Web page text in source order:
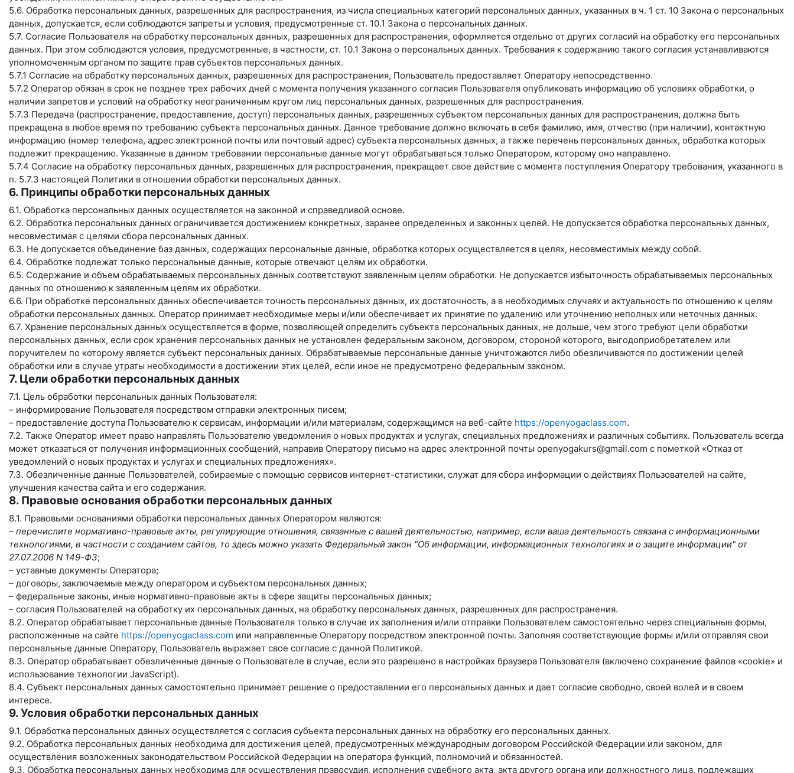
5.6. Обработка персональных данных, разрешенных для распространения, из числа специальных категорий персональных данных, указанных в ч. 1 ст. 10 Закона о персональных
данных, допускается, если соблюдаются запреты и условия, предусмотренные ст. 10.1 Закона о персональных данных.
5.7. Согласие Пользователя на обработку персональных данных, разрешенных для распространения, оформляется отдельно от других согласий на обработку его персональных
данных. При этом соблюдаются условия, предусмотренные, в частности, ст. 10.1 Закона о персональных данных. Требования к содержанию такого согласия устанавливаются
уполномоченным органом по защите прав субъектов персональных данных.
5.7.1 Согласие на обработку персональных данных, разрешенных для распространения, Пользователь предоставляет Оператору непосредственно.
5.7.2 Оператор обязан в срок не позднее трех рабочих дней с момента получения указанного согласия Пользователя опубликовать информацию об условиях обработки, о
наличии запретов и условий на обработку неограниченным кругом лиц персональных данных, разрешенных для распространения.
5.7.3 Передача (распространение, предоставление, доступ) персональных данных, разрешенных субъектом персональных данных для распространения, должна быть
прекращена в любое время по требованию субъекта персональных данных. Данное требование должно включать в себя фамилию, имя, отчество (при наличии), контактную
информацию (номер телефона, адрес электронной почты или почтовый адрес) субъекта персональных данных, а также перечень персональных данных, обработка которых
подлежит прекращению. Указанные в данном требовании персональные данные могут обрабатываться только Оператором, которому оно направлено.
5.7.4 Согласие на обработку персональных данных, разрешенных для распространения, прекращает свое действие с момента поступления Оператору требования, указанного в
п. 5.7.3 настоящей Политики в отношении обработки персональных данных.
6. Принципы обработки персональных данных
6.1. Обработка персональных данных осуществляется на законной и справедливой основе.
6.2. Обработка персональных данных ограничивается достижением конкретных, заранее определенных и законных целей. Не допускается обработка персональных данных,
несовместимая с целями сбора персональных данных.
6.3. Не допускается объединение баз данных, содержащих персональные данные, обработка которых осуществляется в целях, несовместимых между собой.
6.4. Обработке подлежат только персональные данные, которые отвечают целям их обработки.
6.5. Содержание и объем обрабатываемых персональных данных соответствуют заявленным целям обработки. Не допускается избыточность обрабатываемых персональных
данных по отношению к заявленным целям их обработки.
6.6. При обработке персональных данных обеспечивается точность персональных данных, их достаточность, а в необходимых случаях и актуальность по отношению к целям
обработки персональных данных. Оператор принимает необходимые меры и/или обеспечивает их принятие по удалению или уточнению неполных или неточных данных.
6.7. Хранение персональных данных осуществляется в форме, позволяющей определить субъекта персональных данных, не дольше, чем этого требуют цели обработки
персональных данных, если срок хранения персональных данных не установлен федеральным законом, договором, стороной которого, выгодоприобретателем или
поручителем по которому является субъект персональных данных. Обрабатываемые персональные данные уничтожаются либо обезличиваются по достижении целей
обработки или в случае утраты необходимости в достижении этих целей, если иное не предусмотрено федеральным законом.
7. Цели обработки персональных данных
7.1. Цель обработки персональных данных Пользователя:
– информирование Пользователя посредством отправки электронных писем;
– предоставление доступа Пользователю к сервисам, информации и/или материалам, содержащимся на веб-сайте https://openyogaclass.com.
7.2. Также Оператор имеет право направлять Пользователю уведомления о новых продуктах и услугах, специальных предложениях и различных событиях. Пользователь всегда
может отказаться от получения информационных сообщений, направив Оператору письмо на адрес электронной почты openyogakurs@gmail.com с пометкой «Отказ от
уведомлений о новых продуктах и услугах и специальных предложениях».
7.3. Обезличенные данные Пользователей, собираемые с помощью сервисов интернет-статистики, служат для сбора информации о действиях Пользователей на сайте,
улучшения качества сайта и его содержания.
8. Правовые основания обработки персональных данных
8.1. Правовыми основаниями обработки персональных данных Оператором являются:
– перечислите нормативно-правовые акты, регулирующие отношения, связанные с вашей деятельностью, например, если ваша деятельность связана с информационными
технологиями, в частности с созданием сайтов, то здесь можно указать Федеральный закон "Об информации, информационных технологиях и о защите информации" от
27.07.2006 N 149-ФЗ;
– уставные документы Оператора;
– договоры, заключаемые между оператором и субъектом персональных данных;
– федеральные законы, иные нормативно-правовые акты в сфере защиты персональных данных;
– согласия Пользователей на обработку их персональных данных, на обработку персональных данных, разрешенных для распространения.
8.2. Оператор обрабатывает персональные данные Пользователя только в случае их заполнения и/или отправки Пользователем самостоятельно через специальные формы,
расположенные на сайте https://openyogaclass.com или направленные Оператору посредством электронной почты. Заполняя соответствующие формы и/или отправляя свои
персональные данные Оператору, Пользователь выражает свое согласие с данной Политикой.
8.3. Оператор обрабатывает обезличенные данные о Пользователе в случае, если это разрешено в настройках браузера Пользователя (включено сохранение файлов «cookie» и
использование технологии JavaScript).
8.4. Субъект персональных данных самостоятельно принимает решение о предоставлении его персональных данных и дает согласие свободно, своей волей и в своем
интересе.
9. Условия обработки персональных данных
9.1. Обработка персональных данных осуществляется с согласия субъекта персональных данных на обработку его персональных данных.
9.2. Обработка персональных данных необходима для достижения целей, предусмотренных международным договором Российской Федерации или законом, для
осуществления возложенных законодательством Российской Федерации на оператора функций, полномочий и обязанностей.
9.3. Обработка персональных данных необходима для осуществления правосудия, исполнения судебного акта, акта другого органа или должностного лица, подлежащих